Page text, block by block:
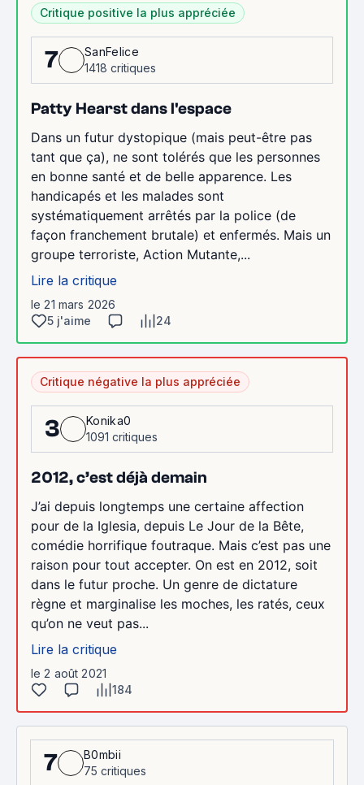
Critique positive la plus appréciée
7
SanFelice
1418 critiques
Patty Hearst dans l'espace
Dans un futur dystopique (mais peut-être pas
tant que ça), ne sont tolérés que les personnes
en bonne santé et de belle apparence. Les
handicapés et les malades sont
systématiquement arrêtés par la police (de
façon franchement brutale) et enfermés. Mais un
groupe terroriste, Action Mutante,...
Lire la critique
le 21 mars 2026
5 j'aime
24
Critique négative la plus appréciée
3
Konika0
1091 critiques
2012, c’est déjà demain
J’ai depuis longtemps une certaine affection
pour de la Iglesia, depuis Le Jour de la Bête,
comédie horrifique foutraque. Mais c’est pas une
raison pour tout accepter. On est en 2012, soit
dans le futur proche. Un genre de dictature
règne et marginalise les moches, les ratés, ceux
qu’on ne veut pas...
Lire la critique
le 2 août 2021
184
7
B0mbii
75 critiques